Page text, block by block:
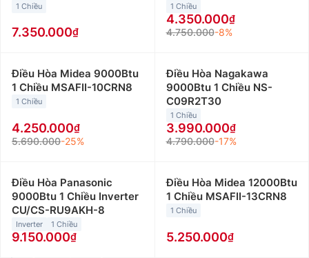
1 Chiều
7.350.000
1 Chiều
4.350.000
4.750.000-8%
Điều Hòa Midea 9000Btu
1 Chiều MSAFII-10CRN8
1 Chiều
4.250.000
5.690.000-25%
Điều Hòa Nagakawa
9000Btu 1 Chiều NS-
C09R2T30
1 Chiều
3.990.000
4.790.000-17%
Điều Hòa Panasonic
9000Btu 1 Chiều Inverter
CU/CS-RU9AKH-8
Inverter 1 Chiều
9.150.000
Điều Hòa Midea 12000Btu
1 Chiều MSAFII-13CRN8
1 Chiều
5.250.000